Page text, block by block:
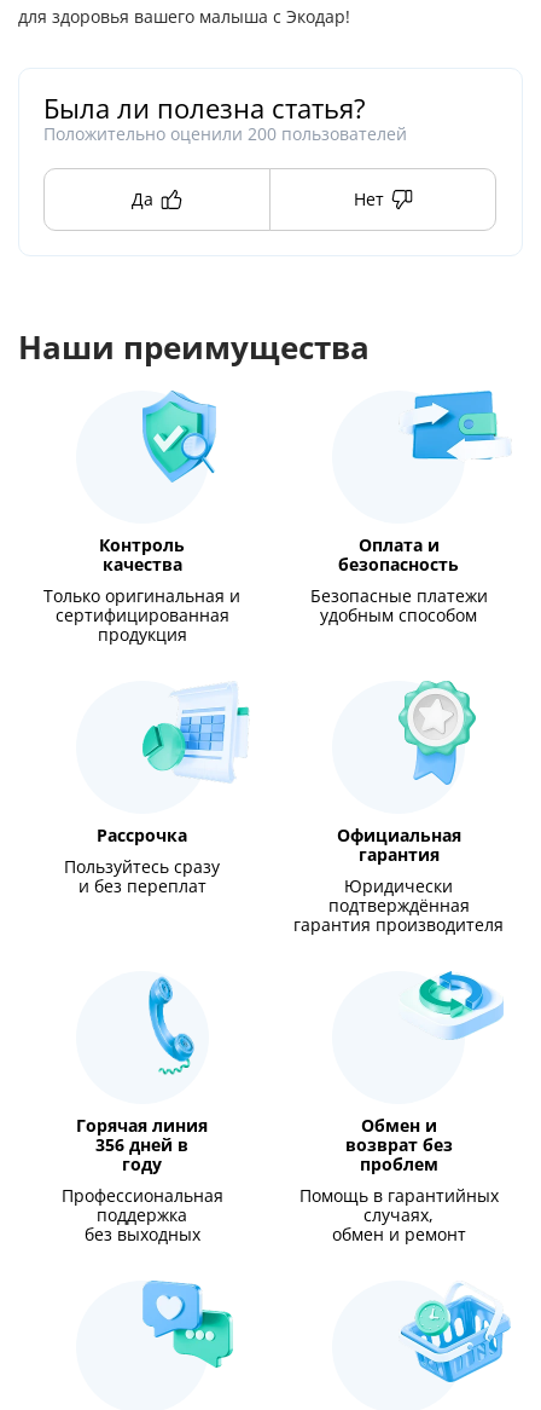
для здоровья вашего малыша с Экодар!
Была ли полезна статья?
Положительно оценили 200 пользователей
Да Нет
Наши преимущества
Контроль
качества
Только оригинальная и
сертифицированная
продукция
Оплата и
безопасность
Безопасные платежи
удобным способом
Рассрочка
Пользуйтесь сразу
и без переплат
Официальная
гарантия
Юридически
подтверждённая
гарантия производителя
Горячая линия
356 дней в
году
Профессиональная
поддержка
без выходных
Обмен и
возврат без
проблем
Помощь в гарантийных
случаях,
обмен и ремонт